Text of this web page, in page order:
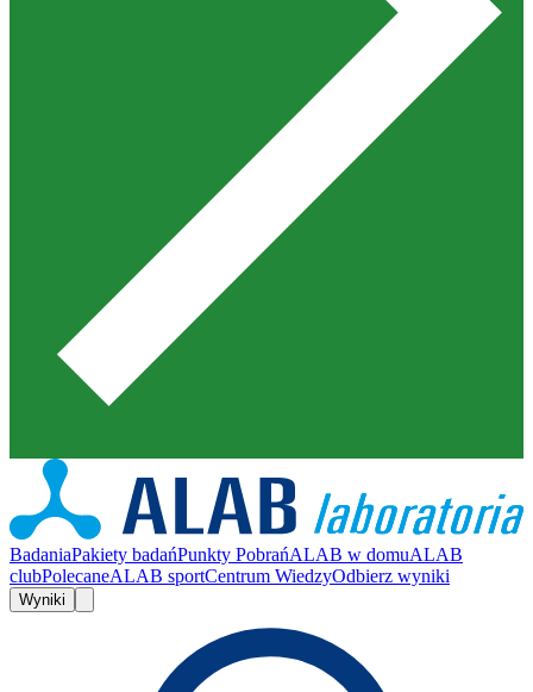
BadaniaPakiety badańPunkty PobrańALAB w domuALAB
clubPolecaneALAB sportCentrum WiedzyOdbierz wyniki
Wyniki